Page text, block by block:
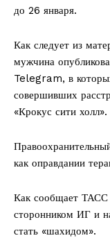
до 26 января.
Как следует из
мужчина
Telegram, в
совершивших
«Крокус сити холл».
как оправдании
Как сообщает ТАСС
сторонником ИГ и
стать «шахидом».